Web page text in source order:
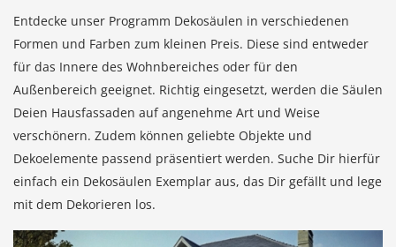
Entdecke unser Programm Dekosäulen in verschiedenen
Formen und Farben zum kleinen Preis. Diese sind entweder
für das Innere des Wohnbereiches oder für den
Außenbereich geeignet. Richtig eingesetzt, werden die Säulen
Deien Hausfassaden auf angenehme Art und Weise
verschönern. Zudem können geliebte Objekte und
Dekoelemente passend präsentiert werden. Suche Dir hierfür
einfach ein Dekosäulen Exemplar aus, das Dir gefällt und lege
mit dem Dekorieren los.